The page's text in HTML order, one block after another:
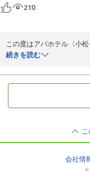
せんでした。現在、2026
より一層おくつろぎいた
ている最中でございます
りお待ち申し上げておりま
アパホテル〈小松グラン
フロントのスタッフの方々
210
この度はアパホテル〈小
とうございます。
お客様より当館でのご滞
変嬉しく感じております。
大浴場についてもお褒め
お客様の言葉を励みに今
クチコミのご投稿ありが
心よりお待ちしております
続きを読む
会社情